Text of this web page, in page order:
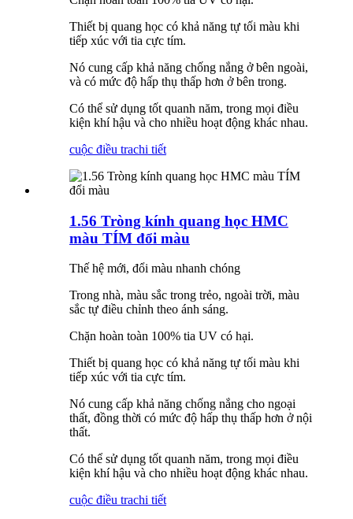
Thiết bị quang học có khả năng tự tối màu khi
tiếp xúc với tia cực tím.
Nó cung cấp khả năng chống nắng ở bên ngoài,
và có mức độ hấp thụ thấp hơn ở bên trong.
Có thể sử dụng tốt quanh năm, trong mọi điều
kiện khí hậu và cho nhiều hoạt động khác nhau.
cuộc điều trachi tiết
1.56 Tròng kính quang học HMC
màu TÍM đổi màu
Thế hệ mới, đổi màu nhanh chóng
Trong nhà, màu sắc trong trẻo, ngoài trời, màu
sắc tự điều chỉnh theo ánh sáng.
Chặn hoàn toàn 100% tia UV có hại.
Thiết bị quang học có khả năng tự tối màu khi
tiếp xúc với tia cực tím.
Nó cung cấp khả năng chống nắng cho ngoại
thất, đồng thời có mức độ hấp thụ thấp hơn ở nội
thất.
Có thể sử dụng tốt quanh năm, trong mọi điều
kiện khí hậu và cho nhiều hoạt động khác nhau.
cuộc điều trachi tiết